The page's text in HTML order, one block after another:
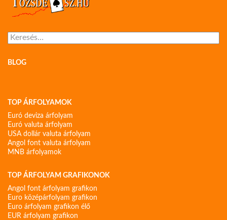
Keresés:
BLOG
TOP ÁRFOLYAMOK
Euró deviza árfolyam
Euró valuta árfolyam
USA dollár valuta árfolyam
Angol font valuta árfolyam
MNB árfolyamok
TOP ÁRFOLYAM GRAFIKONOK
Angol font árfolyam grafikon
Euro középárfolyam grafikon
Euro árfolyam grafikon élő
EUR árfolyam grafikon